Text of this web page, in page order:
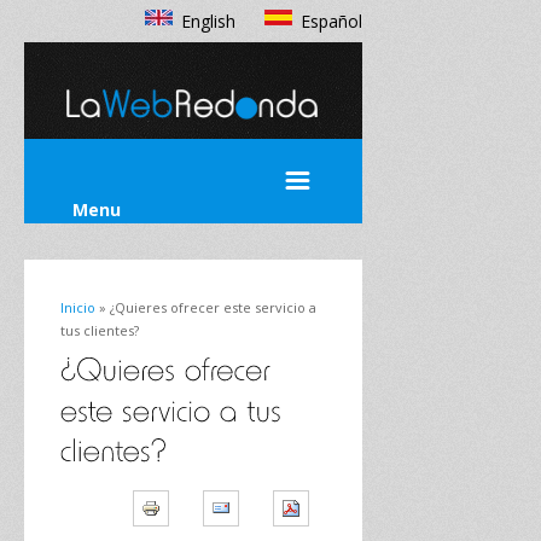
English Español
Menu
Inicio » ¿Quieres ofrecer este servicio a
tus clientes?